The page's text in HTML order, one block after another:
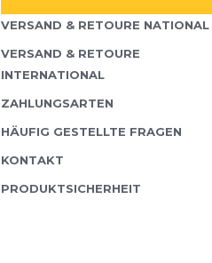
VERSAND & RETOURE NATIONAL
VERSAND & RETOURE
INTERNATIONAL
ZAHLUNGSARTEN
HÄUFIG GESTELLTE FRAGEN
KONTAKT
PRODUKTSICHERHEIT